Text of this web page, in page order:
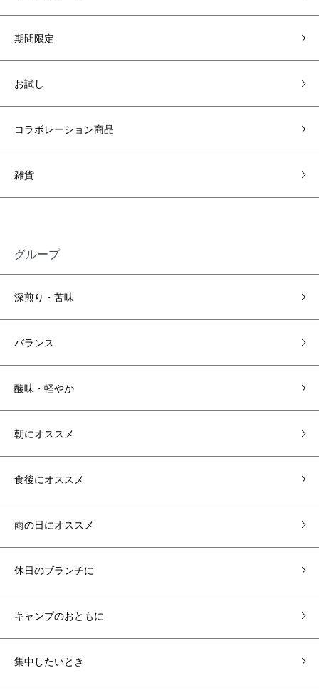
期間限定
お試し
コラボレーション商品
雑貨
グループ
深煎り・苦味
バランス
酸味・軽やか
朝にオススメ
食後にオススメ
雨の日にオススメ
休日のブランチに
キャンプのおともに
集中したいとき